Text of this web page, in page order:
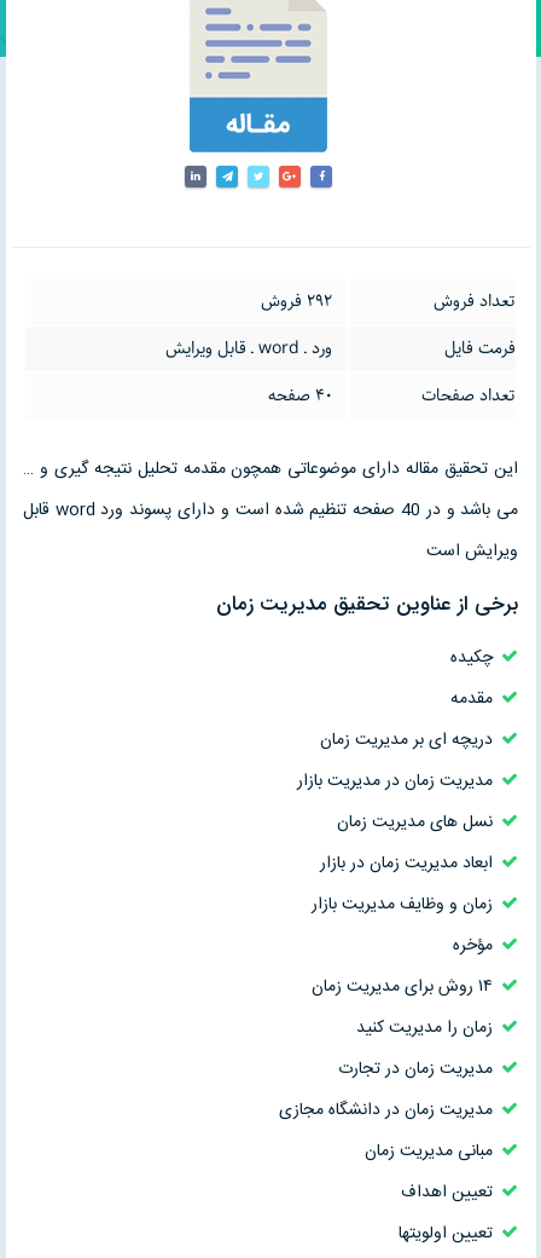
تعداد فروش
292 فروش
فرمت فایل
ورد ـ word ـ قابل ویرایش
تعداد صفحات
40 صفحه
این تحقیق مقاله دارای موضوعاتی همچون مقدمه تحلیل نتیجه گیری و …
می باشد و در 40 صفحه تنظیم شده است و دارای پسوند ورد word قابل
ویرایش است
برخی از عناوین تحقیق مدیریت زمان
چکیده
مقدمه
دریچه ای بر مدیریت زمان
مدیریت زمان در مدیریت بازار
نسل های مدیریت زمان
ابعاد مدیریت زمان در بازار
زمان و وظایف مدیریت بازار
مؤخره
۱۴ روش برای مدیریت زمان
زمان را مدیریت كنید
مدیریت زمان در تجارت
مدیریت زمان در دانشگاه مجازی
مبانی مدیریت زمان
تعیین اهداف
تعیین اولویتها